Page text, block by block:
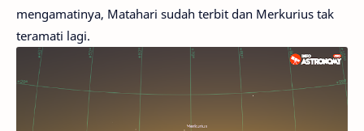
mengamatinya, Matahari sudah terbit dan Merkurius tak
teramati lagi.